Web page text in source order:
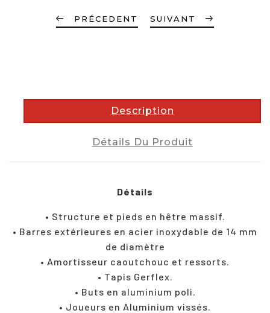
PRÉCEDENT SUIVANT
Description
Détails Du Produit
Détails
• Structure et pieds en hêtre massif.
• Barres extérieures en acier inoxydable de 14 mm
de diamètre
• Amortisseur caoutchouc et ressorts.
• Tapis Gerflex.
• Buts en aluminium poli.
• Joueurs en Aluminium vissés.